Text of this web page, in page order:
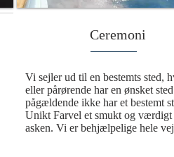
Ceremoni
Vi sejler ud til en bestemts sted,
eller pårørende har en ønsket
pågældende ikke har et bestemt
Unikt Farvel et smukt og værdigt
asken. Vi er behjælpelige hele